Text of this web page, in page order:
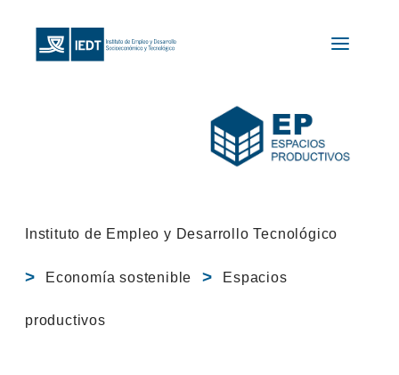
Instituto de Empleo y Desarrollo Tecnológico
Economía sostenible Espacios
productivos